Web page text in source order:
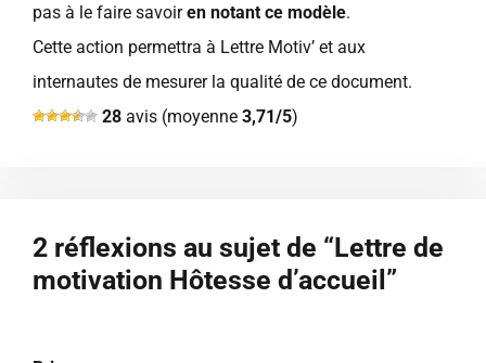
pas à le faire savoiren notant ce modèle.
Cette action permettra à Lettre Motiv’ et aux
internautes de mesurer la qualité de ce document.
28 avis (moyenne 3,71/5)
2 réflexions au sujet de “Lettre de
motivation Hôtesse d’accueil”